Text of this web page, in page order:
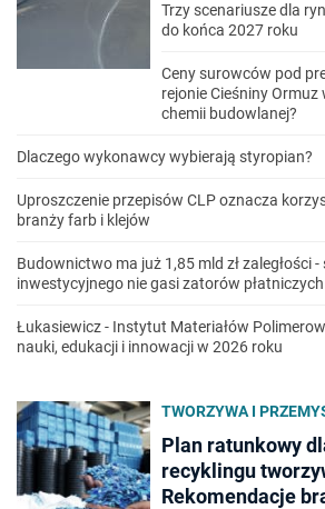
Trzy scenariusze dla
do końca 2027 roku
Ceny surowców pod
rejonie Cieśniny Ormuz
chemii budowlanej?
Dlaczego wykonawcy wybierają styropian?
Uproszczenie przepisów CLP oznacza
branży farb i klejów
Budownictwo ma już 1,85 mld zł zaległości
inwestycyjnego nie gasi zatorów
Łukasiewicz - Instytut Materiałów
nauki, edukacji i innowacji w 2026 roku
TWORZYWA I
Plan ratunkowy
recyklingu
Rekomendacje